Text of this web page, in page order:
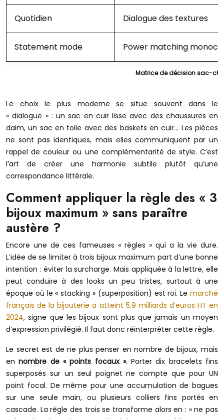
Matrice de décision sac-
Quotidien Dialogue des textures
Statement mode Power matching
Le choix le plus moderne se situe souvent dans le
« dialogue » : un sac en cuir lisse avec des chaussures en
daim, un sac en toile avec des baskets en cuir… Les pièces
ne sont pas identiques, mais elles communiquent par un
rappel de couleur ou une complémentarité de style. C’est
l’art de créer une harmonie subtile plutôt qu’une
correspondance littérale.
Comment appliquer la règle des « 3
bijoux maximum » sans paraître
austère ?
Encore une de ces fameuses « règles » qui a la vie dure.
L’idée de se limiter à trois bijoux maximum part d’une bonne
intention : éviter la surcharge. Mais appliquée à la lettre, elle
peut conduire à des looks un peu tristes, surtout à une
époque où le « stacking » (superposition) est roi. Le marché
français de la bijouterie a atteint 5,9 milliards d’euros HT en
2024, signe que les bijoux sont plus que jamais un moyen
d’expression privilégié. Il faut donc réinterpréter cette règle.
Le secret est de ne plus penser en nombre de bijoux, mais
ennombre de « points focaux ». Porter dix bracelets fins
superposés sur un seul poignet ne compte que pour UN
point focal. De même pour une accumulation de bagues
sur une seule main, ou plusieurs colliers fins portés en
cascade. La règle des trois se transforme alors en : « ne pas